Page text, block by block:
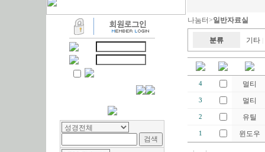
나눔터>일반자료실
분류 기타
4 멀티
3 멀티
2 유틸
1 윈도우